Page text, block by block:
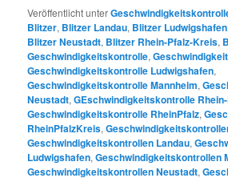
Veröffentlicht unter
Blitzer, Blitzer Landau, Blitzer Ludwigshafen
Blitzer Neustadt, Blitzer Rhein-Pfalz-Kreis,
Geschwindigkeitskontrolle,
Geschwindigkeitskontrolle Ludwigshafen,
Geschwindigkeitskontrolle Mannheim,
Neustadt,GEschwindigkeitskontrolle
Geschwindigkeitskontrolle RheinPfalz,
RheinPfalzKreis,
Geschwindigkeitskontrollen Landau,
Ludwigshafen,Geschwindigkeitskontrollen
Geschwindigkeitskontrollen Neustadt,